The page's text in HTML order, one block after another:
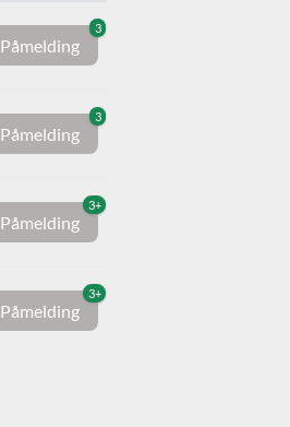
Påmelding
3
Påmelding
3
Påmelding
3+
Påmelding
3+